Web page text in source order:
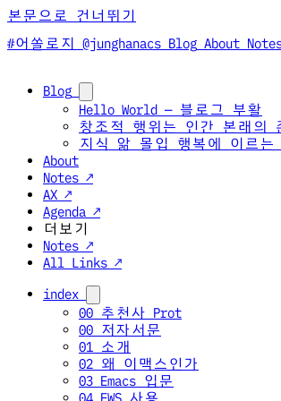
본문으로 건너뛰기
#어쏠로지 @junghanacs Blog About
Blog
Hello World — 블로그 부활
창조적 행위는 인간 본래의
지식 앎 몰입 행복에 이르
About
Notes ↗
AX ↗
Agenda ↗
더보기
Notes ↗
All Links ↗
index
00 추천사 Prot
00 저자서문
01 소개
02 왜 이맥스인가
03 Emacs 입문